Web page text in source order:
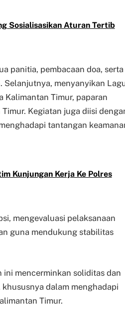
Sosialisasikan Aturan Tertib
panitia, pembacaan doa, serta
Selanjutnya, menyanyikan
Kalimantan Timur, paparan
Kegiatan juga diisi
tantangan
Kunjungan Kerja Ke Polres
mengevaluasi pelaksanaan
guna mendukung stabilitas
mencerminkan soliditas dan
dalam menghadapi
Timur.